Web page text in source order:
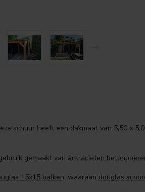
schuur heeft een dakmaat van 5,50 x
gemaakt van antracieten
15x15 balken, waaraan douglas